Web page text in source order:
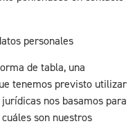
personales
de tabla, una
tenemos previsto utilizar
nos basamos para
son nuestros